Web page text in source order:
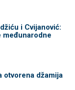
i Cvijanović:
međunarodne
otvorena džamija